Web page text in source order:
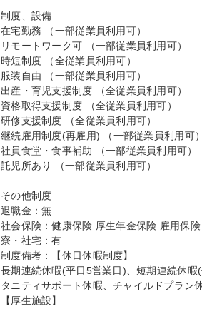
制度、設備
在宅勤務 （一部従業員利用可）
リモートワーク可 （一部従業員利用可）
時短制度 （全従業員利用可）
服装自由 （一部従業員利用可）
出産・育児支援制度 （全従業員利用可）
資格取得支援制度 （全従業員利用可）
研修支援制度 （全従業員利用可）
継続雇用制度(再雇用) （一部従業員利用可）
社員食堂・食事補助 （一部従業員利用可）
託児所あり （一部従業員利用可）
その他制度
退職金：無
社会保険：健康保険 厚生年金保険 雇用保
寮・社宅：有
制度備考：【休日休暇制度】
長期連続休暇(平日5営業日)、短期連続休
タニティサポート休暇、チャイルドプラ
【厚生施設】